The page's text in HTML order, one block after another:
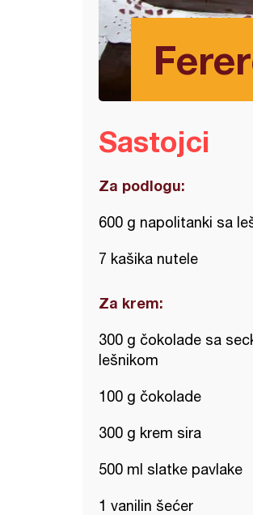
Sastojci
Za podlogu:
600 g napolitanki sa
7 kašika nutele
Za krem:
300 g čokolade sa
lešnikom
100 g čokolade
300 g krem sira
500 ml slatke pavlake
1 vanilin šećer